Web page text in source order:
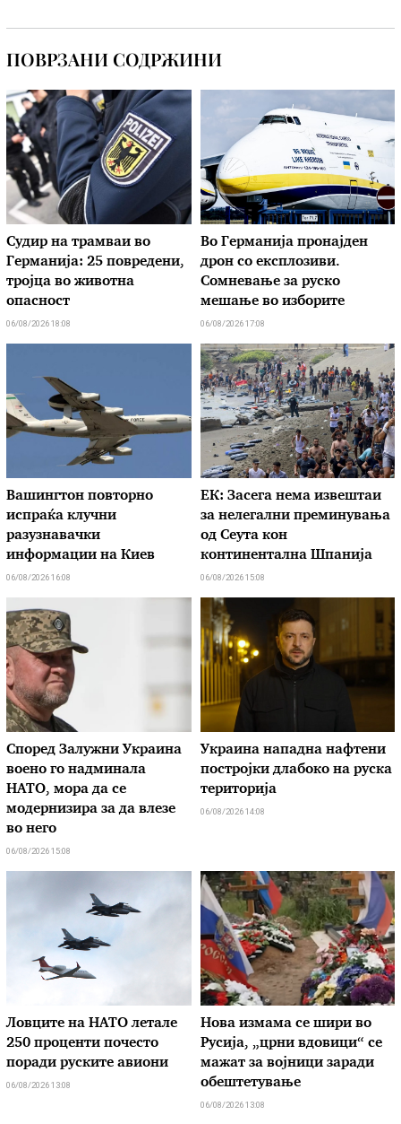
ПОВРЗАНИ СОДРЖИНИ
Судир на трамваи во
Германија: 25 повредени,
тројца во животна
опасност
06/08/2026 18:08
Во Германија пронајден
дрон со експлозиви.
Сомневање за руско
мешање во изборите
06/08/2026 17:08
Вашингтон повторно
испраќа клучни
разузнавачки
информации на Киев
06/08/2026 16:08
ЕК: Засега нема извештаи
за нелегални преминувања
од Сеута кон
континентална Шпанија
06/08/2026 15:08
Според Залужни Украина
воено го надминала
НАТО, мора да се
модернизира за да влезе
во него
06/08/2026 15:08
Украина нападна нафтени
постројки длабоко на руска
територија
06/08/2026 14:08
Ловците на НАТО летале
250 проценти почесто
поради руските авиони
06/08/2026 13:08
Нова измама се шири во
Русија, „црни вдовици“ се
мажат за војници заради
обештетување
06/08/2026 13:08